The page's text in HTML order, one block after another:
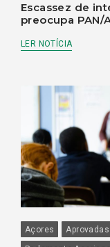
Escassez de
preocupa PAN/
LER NOTÍCIA
Açores Aprovadas